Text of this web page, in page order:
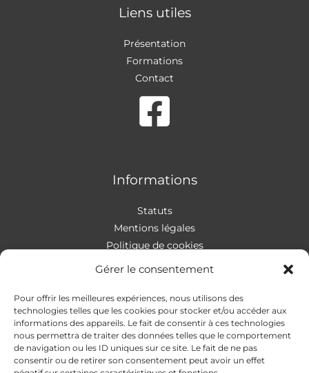
Gérer le consentement
Pour offrir les meilleures expériences, nous utilisons des
technologies telles que les cookies pour stocker et/ou accéder aux
informations des appareils. Le fait de consentir à ces technologies
nous permettra de traiter des données telles que le comportement
de navigation ou les ID uniques sur ce site. Le fait de ne pas
consentir ou de retirer son consentement peut avoir un effet
Liens utiles
Présentation
Formations
Contact
Informations
Statuts
Mentions légales
Politique de cookies
Contact
Addresse:4 rue Apollonios
33170 Gradignan